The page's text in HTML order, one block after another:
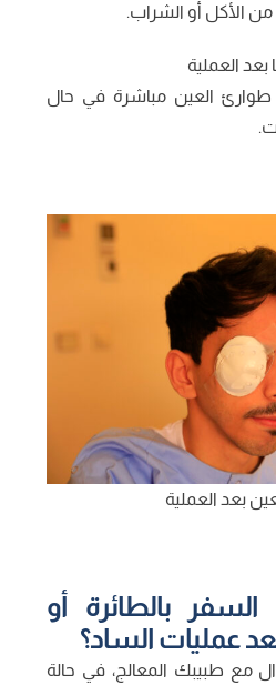
من الأكل أو الشراب.
بعد العملية
طوارئ العين مباشرة في حال
بعد العملية
بالطائرة أو
عمليات الساد؟
مع طبيبك المعالج، في حالة